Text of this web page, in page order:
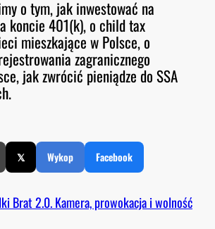
o tym, jak inwestować na
koncie 401(k), ochild tax
mieszkające w Polsce, o
zagranicznego
jak zwrócić pieniądze do SSA
𝕏 Wykop Facebook
Brat 2.0. Kamera, prowokacja i wolność